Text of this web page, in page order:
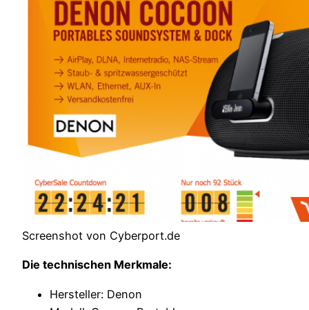
Screenshot von Cyberport.de
Die technischen Merkmale:
Hersteller: Denon